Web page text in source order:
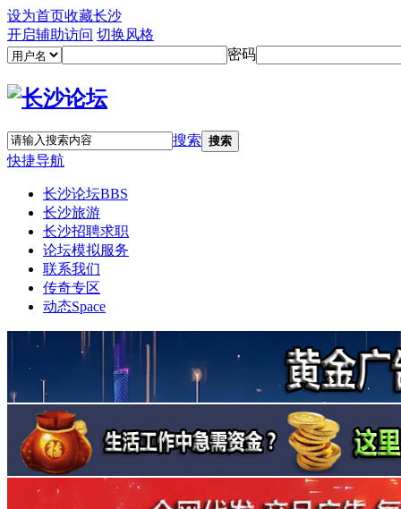
设为首页收藏长沙
开启辅助访问 切换风格
密码
搜索 搜索
快捷导航
长沙论坛BBS
长沙旅游
长沙招聘求职
论坛模拟服务
联系我们
传奇专区
动态Space